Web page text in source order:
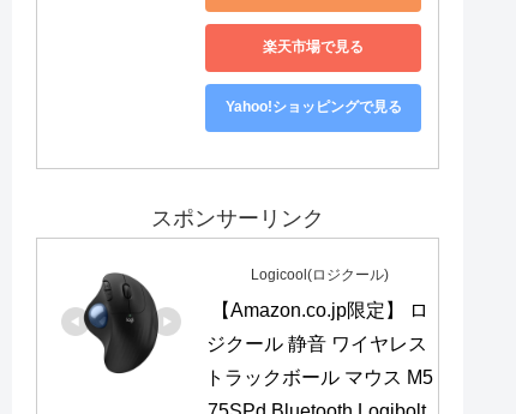
楽天市場で見る
Yahoo!ショッピングで見る
スポンサーリンク
Logicool(ロジクール)
【Amazon.co.jp限定】 ロ
ジクール 静音 ワイヤレス
トラックボール マウス M5